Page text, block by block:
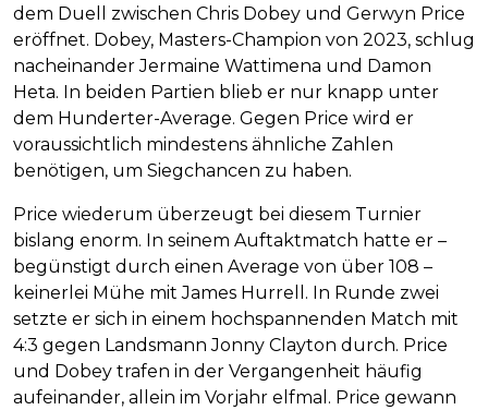
dem Duell zwischen Chris Dobey und Gerwyn Price
eröffnet. Dobey, Masters-Champion von 2023, schlug
nacheinander Jermaine Wattimena und Damon
Heta. In beiden Partien blieb er nur knapp unter
dem Hunderter-Average. Gegen Price wird er
voraussichtlich mindestens ähnliche Zahlen
benötigen, um Siegchancen zu haben.
Price wiederum überzeugt bei diesem Turnier
bislang enorm. In seinem Auftaktmatch hatte er –
begünstigt durch einen Average von über 108 –
keinerlei Mühe mit James Hurrell. In Runde zwei
setzte er sich in einem hochspannenden Match mit
4:3 gegen Landsmann Jonny Clayton durch. Price
und Dobey trafen in der Vergangenheit häufig
aufeinander, allein im Vorjahr elfmal. Price gewann